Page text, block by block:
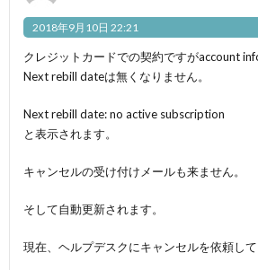
2018年9月10日 22:21
クレジットカードでの契約ですがaccount
Next rebill dateは無くなりません。
Next rebill date: no active subscription
と表示されます。
キャンセルの受け付けメールも来ません。
そして自動更新されます。
現在、ヘルプデスクにキャンセルを依頼して